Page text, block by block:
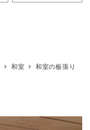
和室 和室の板張り